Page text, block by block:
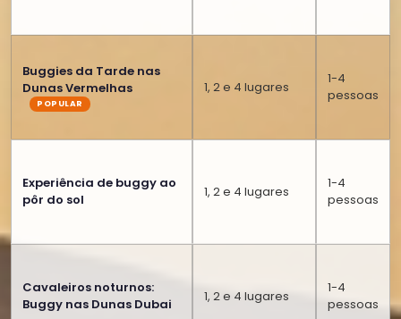
Buggies da Tarde nas
Dunas Vermelhas
1, 2 e 4 lugares
1-4
pessoas
Experiência de buggy ao
pôr do sol
1, 2 e 4 lugares
1-4
pessoas
Cavaleiros noturnos:
Buggy nas Dunas Dubai
1, 2 e 4 lugares
1-4
pessoas